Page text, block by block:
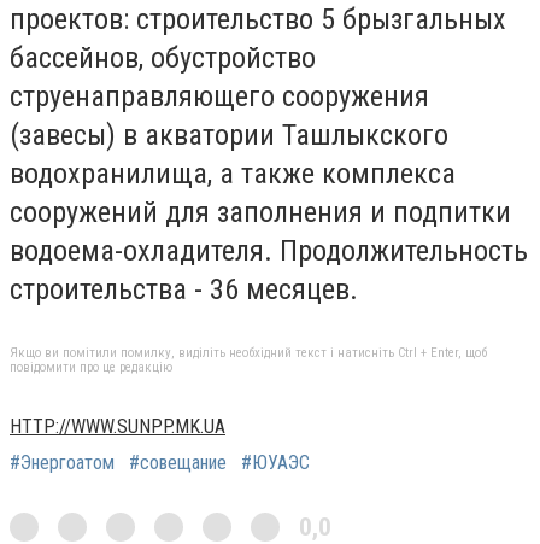
проектов: строительство 5 брызгальных
бассейнов, обустройство
струенаправляющего сооружения
(завесы) в акватории Ташлыкского
водохранилища, а также комплекса
сооружений для заполнения и подпитки
водоема-охладителя. Продолжительность
строительства - 36 месяцев.
Якщо ви помітили помилку, виділіть необхідний текст і натисніть Ctrl + Enter, щоб
повідомити про це редакцію
HTTP://WWW.SUNPP.MK.UA
#Энергоатом
#совещание #ЮУАЭС
0,0